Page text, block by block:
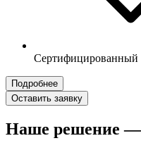
Сертифицированный
Подробнее
Оставить заявку
Наше решение —